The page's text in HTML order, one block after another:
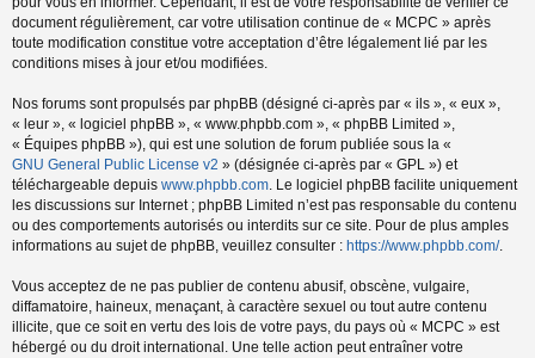
document régulièrement, car votre utilisation continue de « MCPC » après
toute modification constitue votre acceptation d’être légalement lié par les
conditions mises à jour et/ou modifiées.
Nos forums sont propulsés par phpBB (désigné ci-après par « ils », « eux »,
« leur », « logiciel phpBB », « www.phpbb.com », « phpBB Limited »,
« Équipes phpBB »), qui est une solution de forum publiée sous la «
GNU General Public License v2 » (désignée ci-après par « GPL ») et
téléchargeable depuis www.phpbb.com. Le logiciel phpBB facilite uniquement
les discussions sur Internet ; phpBB Limited n’est pas responsable du contenu
ou des comportements autorisés ou interdits sur ce site. Pour de plus amples
informations au sujet de phpBB, veuillez consulter : https://www.phpbb.com/.
Vous acceptez de ne pas publier de contenu abusif, obscène, vulgaire,
diffamatoire, haineux, menaçant, à caractère sexuel ou tout autre contenu
illicite, que ce soit en vertu des lois de votre pays, du pays où « MCPC » est
hébergé ou du droit international. Une telle action peut entraîner votre